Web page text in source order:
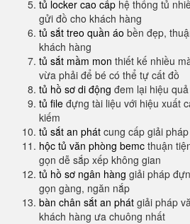
tủ locker cao cấp hệ thống tủ
gửi đồ cho khách hàng
tủ sắt treo quần áo bền đẹp,
khách hàng
tủ sắt mầm mon thiết kế nhiều
vừa phải để bé có thể tự cất đồ
tủ hồ sơ di động đem lại hiệu
tủ file đựng tài liệu với hiệu xuất
kiếm
tủ sắt an phát cung cấp giải
hộc tủ văn phòng bemc thuận
gọn dễ sắp xếp không gian
tủ hồ sơ ngân hàng giải pháp
gọn gàng, ngăn nắp
bàn chân sắt an phát giải pháp
khách hàng ưa chuông nhất